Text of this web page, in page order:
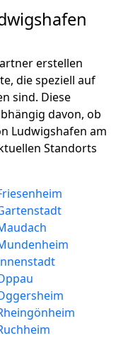
erstellen
die speziell auf
sind. Diese
davon, ob
Ludwigshafen am
Standorts